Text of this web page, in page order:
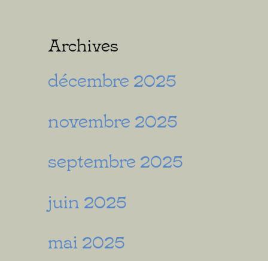
Archives
décembre 2025
novembre 2025
septembre 2025
juin 2025
mai 2025